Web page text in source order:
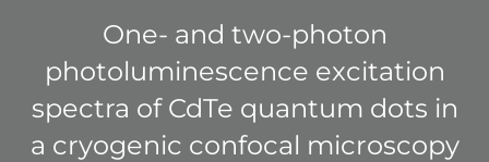
One- and two-photon
photoluminescence excitation
spectra of CdTe quantum dots in
a cryogenic confocal microscopy